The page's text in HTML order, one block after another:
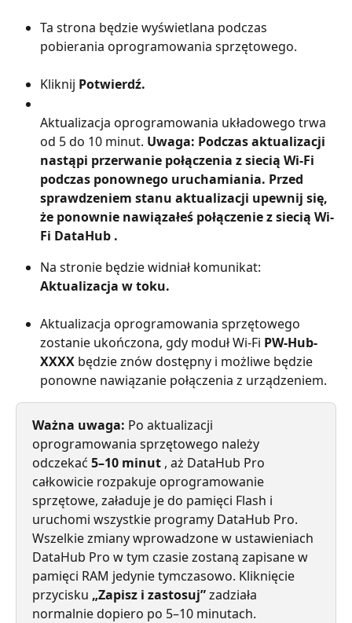
Ta strona będzie wyświetlana podczas
pobierania oprogramowania sprzętowego.
Kliknij Potwierdź.
Aktualizacja oprogramowania układowego trwa
od 5 do 10 minut. Uwaga: Podczas aktualizacji
nastąpi przerwanie połączenia z siecią Wi-Fi
podczas ponownego uruchamiania. Przed
sprawdzeniem stanu aktualizacji upewnij się,
że ponownie nawiązałeś połączenie z siecią Wi-
Fi DataHub .
Na stronie będzie widniał komunikat:
Aktualizacja w toku.
Aktualizacja oprogramowania sprzętowego
zostanie ukończona, gdy moduł Wi-Fi PW-Hub-
XXXX będzie znów dostępny i możliwe będzie
ponowne nawiązanie połączenia z urządzeniem.
Ważna uwaga: Po aktualizacji
oprogramowania sprzętowego należy
odczekać 5–10 minut , aż DataHub Pro
całkowicie rozpakuje oprogramowanie
sprzętowe, załaduje je do pamięci Flash i
uruchomi wszystkie programy DataHub Pro.
Wszelkie zmiany wprowadzone w ustawieniach
DataHub Pro w tym czasie zostaną zapisane w
pamięci RAM jedynie tymczasowo. Kliknięcie
przycisku „Zapisz i zastosuj” zadziała
normalnie dopiero po 5–10 minutach.